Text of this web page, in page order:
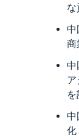
な
中
商
中
中
化